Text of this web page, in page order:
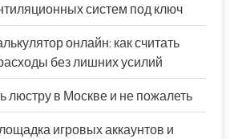
систем под ключ
онлайн: как считать
без лишних усилий
люстру в Москве и не пожалеть
игровых аккаунтов и